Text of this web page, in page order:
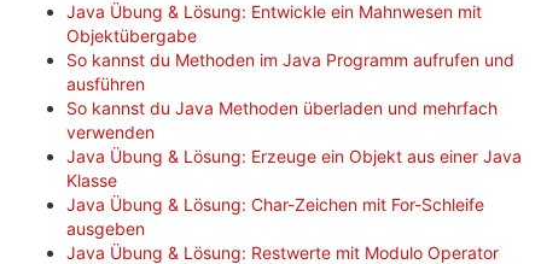
Java Übung & Lösung: Entwickle ein Mahnwesen mit
Objektübergabe
So kannst du Methoden im Java Programm aufrufen und
ausführen
So kannst du Java Methoden überladen und mehrfach
verwenden
Java Übung & Lösung: Erzeuge ein Objekt aus einer Java
Klasse
Java Übung & Lösung: Char-Zeichen mit For-Schleife
ausgeben
Java Übung & Lösung: Restwerte mit Modulo Operator